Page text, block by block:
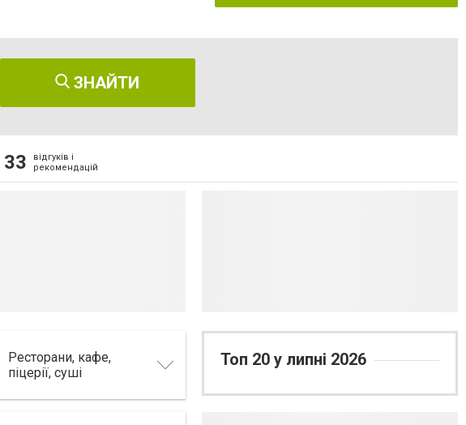
ЗНАЙТИ
33
відгуків і
рекомендацій
Ресторани, кафе,
піцерії, суші
Топ 20 у липні 2026